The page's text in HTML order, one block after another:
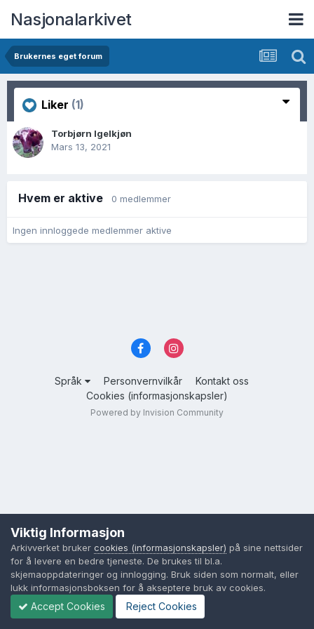
Nasjonalarkivet
Brukernes eget forum
Liker (1)
Torbjørn Igelkjøn
Mars 13, 2021
Hvem er aktive 0 medlemmer
Ingen innloggede medlemmer aktive
Språk Personvernvilkår
Kontakt oss
Cookies (informasjonskapsler)
Powered by Invision Community
Viktig Informasjon
Arkivverket bruker cookies (informasjonskapsler) på sine nettsider
for å levere en bedre tjeneste. De brukes til bl.a.
skjemaoppdateringer og innlogging. Bruk siden som normalt, eller
lukk informasjonsboksen for å akseptere bruk av cookies.
Accept Cookies Reject Cookies